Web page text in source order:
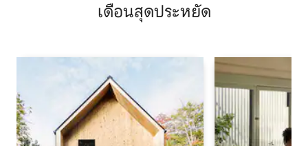
เดือนสุดประหยัด